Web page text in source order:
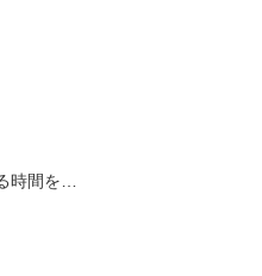
時間を…